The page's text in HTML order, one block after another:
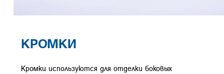
КРОМКИ
Кромки используются для отделки боковых